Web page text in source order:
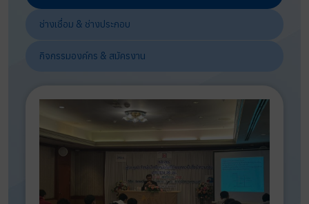
ช่างเชื่อม & ช่างประกอบ
กิจกรรมองค์กร & สมัครงาน